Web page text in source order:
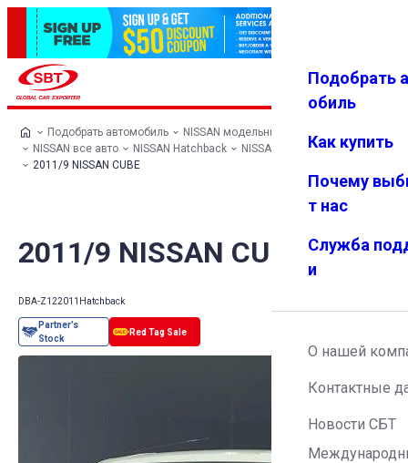
Избранн
Меню
Подобрать
обиль
Как купить
Почему
т нас
Служба
и
О нашей
Контактные
Новости СБТ
Подобрать автомобиль
NISSAN модельный ряд
NISSAN все авто
NISSAN Hatchback
NISSAN CUBE
2011/9 NISSAN CUBE
2011/9 NISSAN CUBE
DBA-Z122011 Hatchback